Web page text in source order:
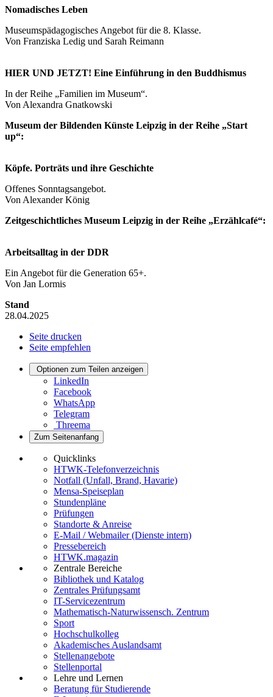
Nomadisches Leben
Museumspädagogisches Angebot für die 8. Klasse.
Von Franziska Ledig und Sarah Reimann
HIER UND JETZT! Eine Einführung in den Buddhismus
In der Reihe „Familien im Museum“.
Von Alexandra Gnatkowski
Museum der Bildenden Künste Leipzig in der Reihe „Start
up“:
Köpfe. Porträts und ihre Geschichte
Offenes Sonntagsangebot.
Von Alexander König
Zeitgeschichtliches Museum Leipzig in der Reihe „Erzählcafé“:
Arbeitsalltag in der DDR
Ein Angebot für die Generation 65+.
Von Jan Lormis
Stand
28.04.2025
Seite drucken
Seite empfehlen
Optionen zum Teilen anzeigen
LinkedIn
Facebook
WhatsApp
Telegram
Threema
Zum Seitenanfang
Quicklinks
HTWK-Telefonverzeichnis
Notfall (Unfall, Brand, Havarie)
Mensa-Speiseplan
Stundenpläne
Prüfungen
Standorte & Anreise
E-Mail / Webmailer (Dienste intern)
Pressebereich
HTWK.magazin
Zentrale Bereiche
Bibliothek und Katalog
Zentrales Prüfungsamt
IT-Servicezentrum
Mathematisch-Naturwissensch. Zentrum
Sport
Hochschulkolleg
Akademisches Auslandsamt
Stellenangebote
Stellenportal
Lehre und Lernen
Beratung für Studierende